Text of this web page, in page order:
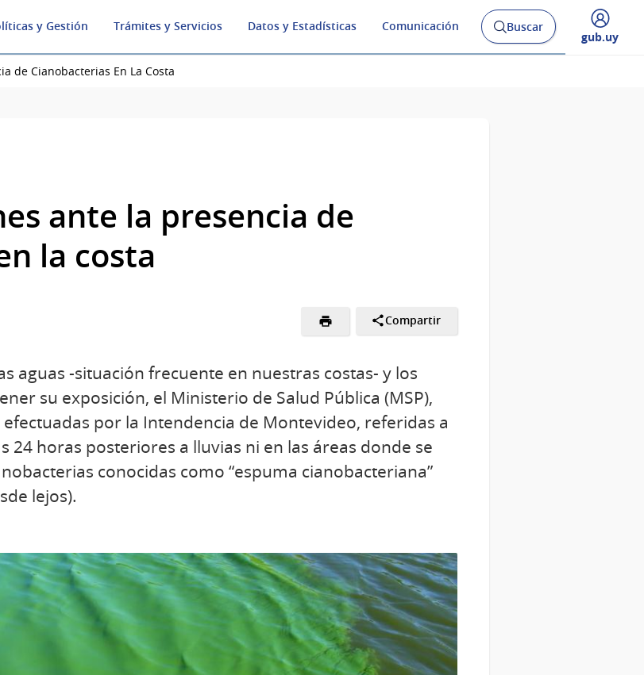
y Gestión Trámites y Servicios Datos y Estadísticas Comunicación
Abrir
buscador
Buscar
Desplegar
gub.uy
de Cianobacterias En La Costa
ante la presencia de
la costa
Compartir
aguas -situación frecuente en nuestras costas- y los
su exposición, el Ministerio de Salud Pública (MSP),
por la Intendencia de Montevideo, referidas a
24 horas posteriores a lluvias ni en las áreas donde se
conocidas como “espuma cianobacteriana”
lejos).